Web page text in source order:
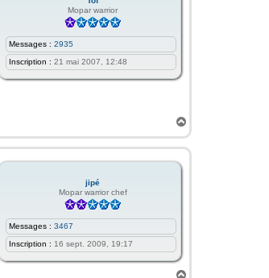
Mopar warrior
Messages : 2935
Inscription : 21 mai 2007, 12:48
a
t
jipé
Mopar warrior chef
Messages : 3467
Inscription : 16 sept. 2009, 19:17